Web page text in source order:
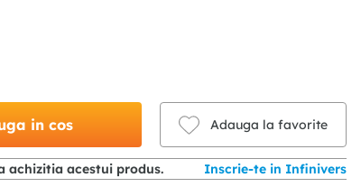
in cos Adauga la favorite
achizitia acestui produs. Inscrie-te in Infinivers